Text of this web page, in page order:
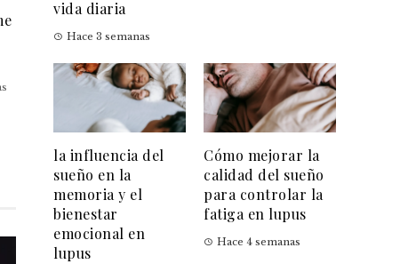
vida diaria
Hace 3 semanas
la influencia del
sueño en la
memoria y el
bienestar
emocional en
lupus
Cómo mejorar la
calidad del sueño
para controlar la
fatiga en lupus
Hace 4 semanas